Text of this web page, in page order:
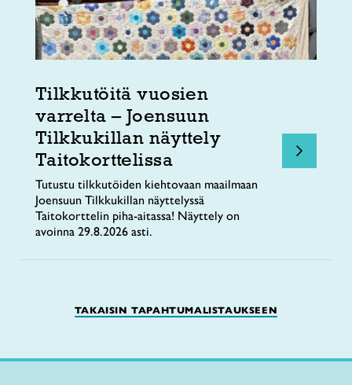
Tilkkutöitä vuosien
varrelta – Joensuun
Tilkkukillan näyttely
Taitokorttelissa
Tutustu tilkkutöiden kiehtovaan maailmaan
Joensuun Tilkkukillan näyttelyssä
Taitokorttelin piha-aitassa! Näyttely on
avoinna 29.8.2026 asti.
TAKAISIN TAPAHTUMALISTAUKSEEN